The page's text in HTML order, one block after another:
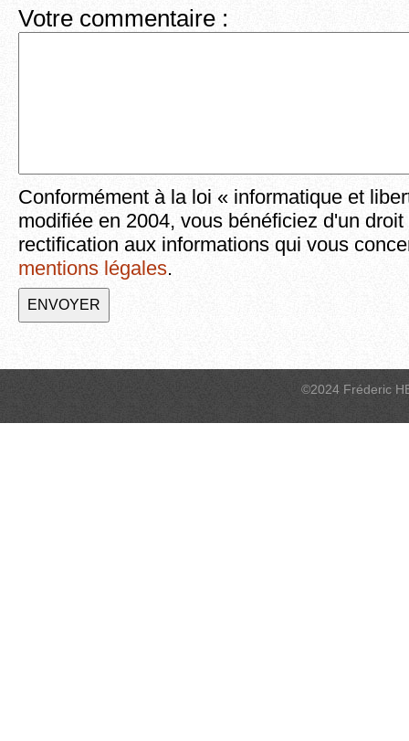
Votre commentaire :
Conformément à la loi « informatique et
modifiée en 2004, vous bénéficiez d'un
rectification aux informations qui vous
mentions légales.
©2024 Fréderic